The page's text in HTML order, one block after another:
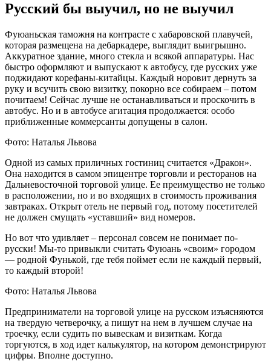
Русский бы выучил, но не выучил
Фуюаньская таможня на контрасте с хабаровской плавучей,
которая размещена на дебаркадере, выглядит выигрышно.
Аккуратное здание, много стекла и всякой аппаратуры. Нас
быстро оформляют и выпускают к автобусу, где русских уже
поджидают корефаны-китайцы. Каждый норовит дернуть за
руку и всучить свою визитку, покорно все собираем – потом
почитаем! Сейчас лучше не останавливаться и проскочить в
автобус. Но и в автобусе агитация продолжается: особо
приближенные коммерсанты допущены в салон.
Фото: Наталья Львова
Одной из самых приличных гостиниц считается «Дракон».
Она находится в самом эпицентре торговли и ресторанов на
Дальневосточной торговой улице. Ее преимущество не только
в расположении, но и во входящих в стоимость проживания
завтраках. Открыт отель не первый год, потому посетителей
не должен смущать «уставший» вид номеров.
Но вот что удивляет – персонал совсем не понимает по-
русски! Мы-то привыкли считать Фуюань «своим» городом
— родной Фунькой, где тебя поймет если не каждый первый,
то каждый второй!
Фото: Наталья Львова
Предприниматели на торговой улице на русском изъясняются
на твердую четверочку, а пишут на нем в лучшем случае на
троечку, если судить по вывескам и визиткам. Когда
торгуются, в ход идет калькулятор, на котором демонстрируют
цифры. Вполне доступно.